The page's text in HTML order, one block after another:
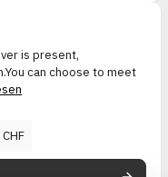
is present,
can choose to meet